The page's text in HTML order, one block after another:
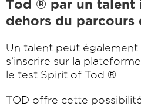
Tod ® par un talent
dehors du parcours
Un talent peut également
s’inscrire sur la
le test Spirit of Tod ®.
TOD offre cette